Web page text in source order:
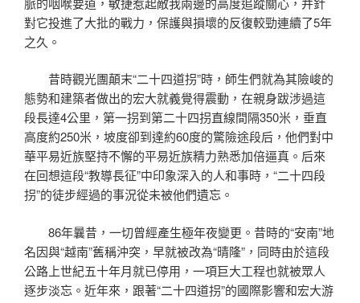
對它投進了大批的戰力，保護與損壞的反復較勁連續了5年
之久。
昔時觀光團顛末“二十四道拐”時，師生們就為其險峻的
態勢和建築者做出的宏大就義覺得震動，在親身跋涉過這
段長達4公里，第一拐到第二十四拐直線間隔350米，垂直
高度約250米，坡度卻到達約60度的驚險途段后，他們對中
華平易近族堅持不懈的平易近族精力熟悉加倍逼真。后來
在回想這段“教導長征”中印象深入的人和事時，“二十四段
拐”的徒步經過的事況從未被他們遺忘。
86年曩昔，一切曾經產生極年夜變更。昔時的“安南”地
名因與“越南”舊稱沖突，早就被改為“晴隆”，同時由於這段
公路上世紀五十年月就已停用，一項巨大工程也就被眾人
逐步淡忘。近年來，跟著“二十四道拐”的國際影響和宏大游